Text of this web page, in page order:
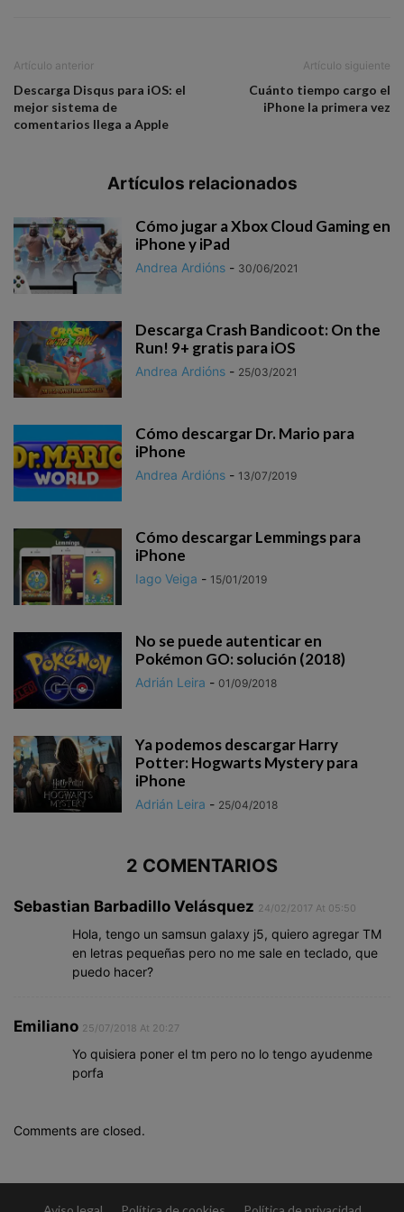
Artículo anterior
Descarga Disqus para iOS: el
mejor sistema de
comentarios llega a Apple
Artículo siguiente
Cuánto tiempo cargo el
iPhone la primera vez
Artículos relacionados
Cómo jugar a Xbox Cloud Gaming en
iPhone y iPad
Andrea Ardións - 30/06/2021
Descarga Crash Bandicoot: On the
Run‪!‬ 9+ gratis para iOS
Andrea Ardións - 25/03/2021
Cómo descargar Dr. Mario para
iPhone
Andrea Ardións - 13/07/2019
Cómo descargar Lemmings para
iPhone
Iago Veiga - 15/01/2019
No se puede autenticar en
Pokémon GO: solución (2018)
Adrián Leira - 01/09/2018
Ya podemos descargar Harry
Potter: Hogwarts Mystery para
iPhone
Adrián Leira - 25/04/2018
2 COMENTARIOS
Sebastian Barbadillo Velásquez 24/02/2017 At 05:50
Hola, tengo un samsun galaxy j5, quiero agregar TM
en letras pequeñas pero no me sale en teclado, que
puedo hacer?
Emiliano 25/07/2018 At 20:27
Yo quisiera poner el tm pero no lo tengo ayudenme
porfa
Comments are closed.